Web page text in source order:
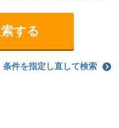
条件を指定し直して検索